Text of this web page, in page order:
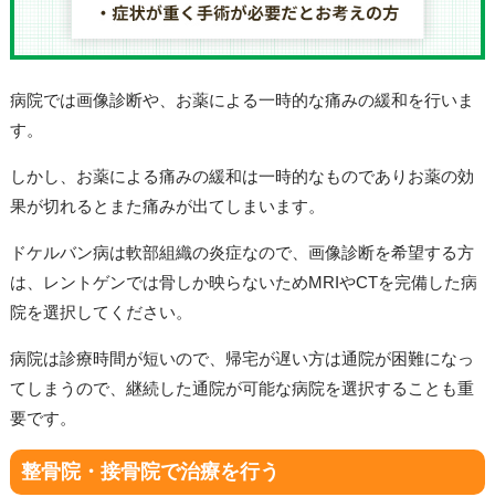
病院では画像診断や、お薬による一時的な痛みの緩和を行いま
す。
しかし、お薬による痛みの緩和は一時的なものでありお薬の効
果が切れるとまた痛みが出てしまいます。
ドケルバン病は軟部組織の炎症なので、画像診断を希望する方
は、レントゲンでは骨しか映らないためMRIやCTを完備した病
院を選択してください。
病院は診療時間が短いので、帰宅が遅い方は通院が困難になっ
てしまうので、継続した通院が可能な病院を選択することも重
要です。
整骨院・接骨院で治療を行う